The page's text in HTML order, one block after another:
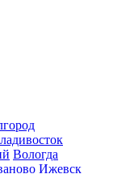
Вологда
Ижевск